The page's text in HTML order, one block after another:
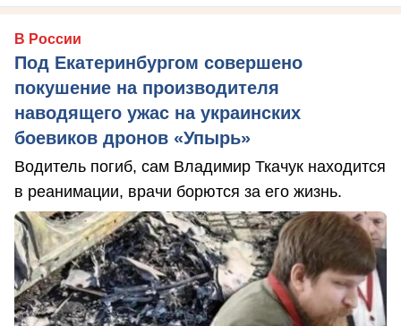
В России
Под Екатеринбургом совершено
покушение на производителя
наводящего ужас на украинских
боевиков дронов «Упырь»
Водитель погиб, сам Владимир Ткачук находится
в реанимации, врачи борются за его жизнь.